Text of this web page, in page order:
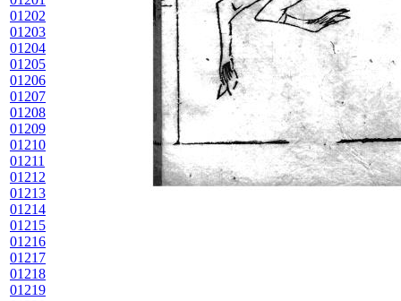
01202
01203
01204
01205
01206
01207
01208
01209
01210
01211
01212
01213
01214
01215
01216
01217
01218
01219